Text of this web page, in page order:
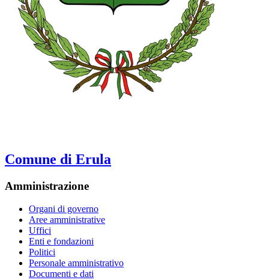
Comune di Erula
Amministrazione
Organi di governo
Aree amministrative
Uffici
Enti e fondazioni
Politici
Personale amministrativo
Documenti e dati